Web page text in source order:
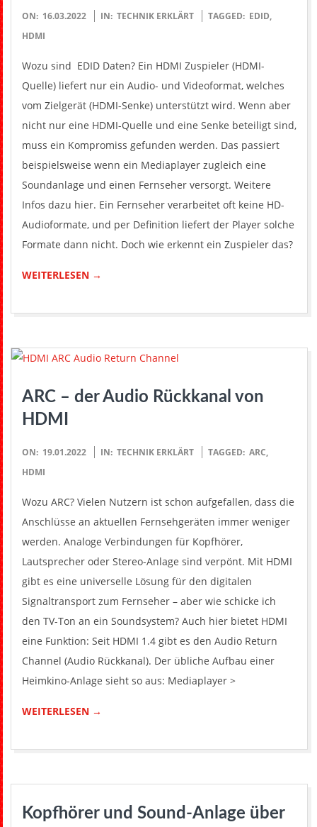
2022-
03-
ON: 16.03.2022 IN: TECHNIK ERKLÄRT TAGGED: EDID,
HDMI
Wozu sind EDID Daten? Ein HDMI Zuspieler (HDMI-
Quelle) liefert nur ein Audio- und Videoformat, welches
vom Zielgerät (HDMI-Senke) unterstützt wird. Wenn aber
nicht nur eine HDMI-Quelle und eine Senke beteiligt sind,
muss ein Kompromiss gefunden werden. Das passiert
beispielsweise wenn ein Mediaplayer zugleich eine
Soundanlage und einen Fernseher versorgt. Weitere
Infos dazu hier. Ein Fernseher verarbeitet oft keine HD-
Audioformate, und per Definition liefert der Player solche
Formate dann nicht. Doch wie erkennt ein Zuspieler das?
WEITERLESEN →
ARC – der Audio Rückkanal von
HDMI
2022-
01-
ON: 19.01.2022 IN: TECHNIK ERKLÄRT TAGGED: ARC,
HDMI
Wozu ARC? Vielen Nutzern ist schon aufgefallen, dass die
Anschlüsse an aktuellen Fernsehgeräten immer weniger
werden. Analoge Verbindungen für Kopfhörer,
Lautsprecher oder Stereo-Anlage sind verpönt. Mit HDMI
gibt es eine universelle Lösung für den digitalen
Signaltransport zum Fernseher – aber wie schicke ich
den TV-Ton an ein Soundsystem? Auch hier bietet HDMI
eine Funktion: Seit HDMI 1.4 gibt es den Audio Return
Channel (Audio Rückkanal). Der übliche Aufbau einer
Heimkino-Anlage sieht so aus: Mediaplayer >
WEITERLESEN →
Kopfhörer und Sound-Anlage über